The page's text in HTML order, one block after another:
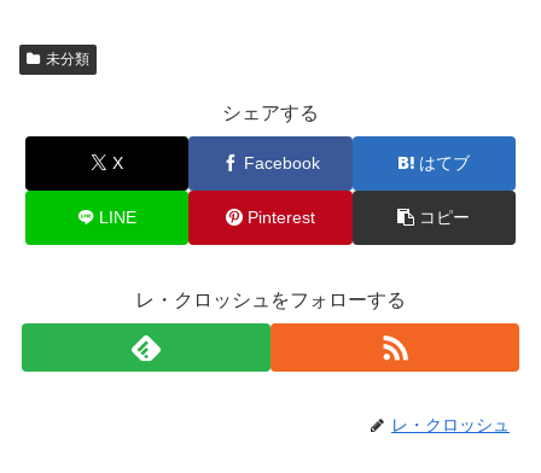
未分類
シェアする
X Facebook はてブ
LINE Pinterest コピー
レ・クロッシュをフォローする
レ・クロッシュ